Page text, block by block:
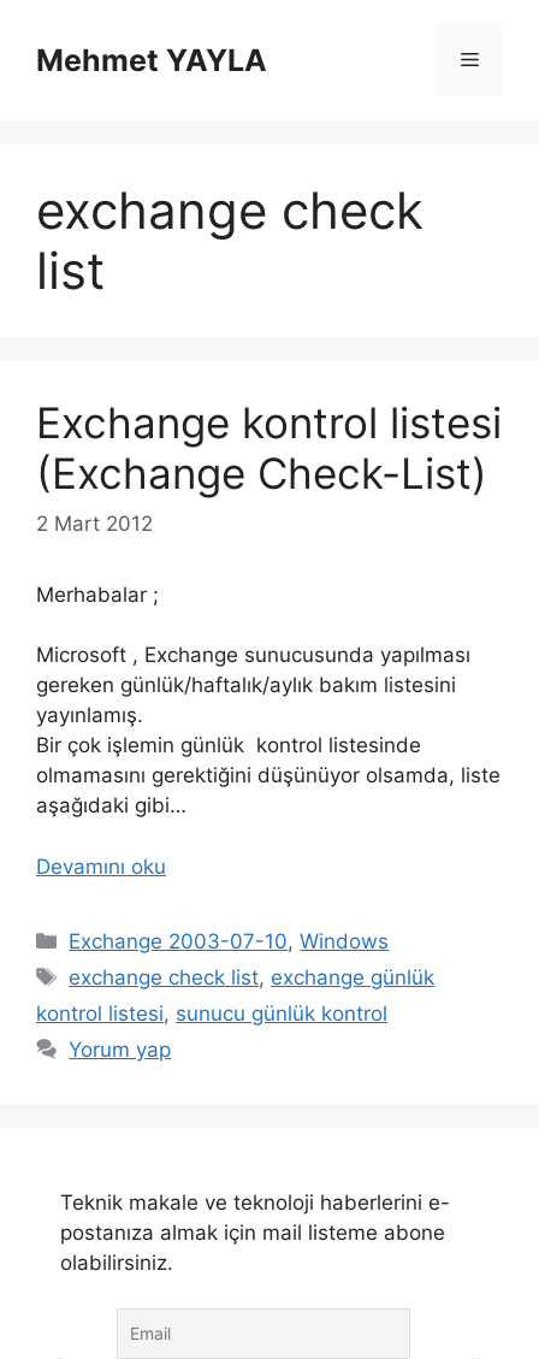
Mehmet YAYLA Menü
exchange check
list
Exchange kontrol listesi
(Exchange Check-List)
2 Mart 2012
Merhabalar ;
Microsoft , Exchange sunucusunda yapılması
gereken günlük/haftalık/aylık bakım listesini
yayınlamış.
Bir çok işlemin günlük kontrol listesinde
olmamasını gerektiğini düşünüyor olsamda, liste
aşağıdaki gibi…
Devamını oku
Kategoriler
Exchange 2003-07-10,Windows
Etiketler
exchange check list, exchange günlük
kontrol listesi, sunucu günlük kontrol
Yorum yap
Teknik makale ve teknoloji haberlerini e-
postanıza almak için mail listeme abone
olabilirsiniz.